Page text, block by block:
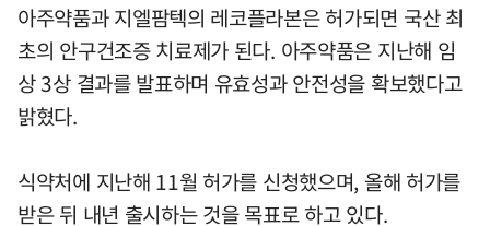
아주약품과 지엘팜텍의 레코플라본은 허가되면 국산 최
초의 안구건조증 치료제가 된다. 아주약품은 지난해 임
상 3상 결과를 발표하며 유효성과 안전성을 확보했다고
밝혔다.
식약처에 지난해 11월 허가를 신청했으며, 올해 허가를
받은 뒤 내년 출시하는 것을 목표로 하고 있다.